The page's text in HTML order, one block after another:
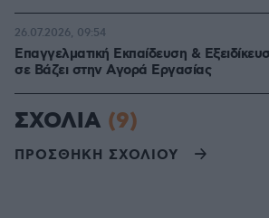
Επαγγελματική Εκπαίδευση &
σε Bάζει στην Aγορά Eργασίας
26.07.2026, 09:54
ΣΧΟΛΙΑ (9)
ΠΡΟΣΘΗΚΗ ΣΧΟΛΙΟΥ